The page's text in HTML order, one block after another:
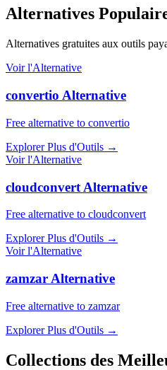
Alternatives
Alternatives gratuites aux outils
Voir l'Alternative
convertio Alternative
Free alternative to convertio
Explorer Plus d'Outils →
Voir l'Alternative
cloudconvert Alternative
Free alternative to cloudconvert
Explorer Plus d'Outils →
Voir l'Alternative
zamzar Alternative
Free alternative to zamzar
Explorer Plus d'Outils →
Collections des